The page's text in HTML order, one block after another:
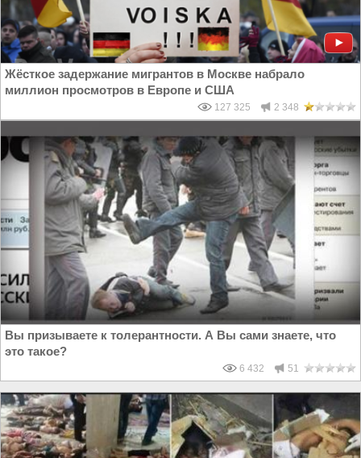
Жёсткое задержание мигрантов в Москве набрало
миллион просмотров в Европе и США
127 325 2 348
Вы призываете к толерантности. А Вы сами знаете, что
это такое?
6 432 51